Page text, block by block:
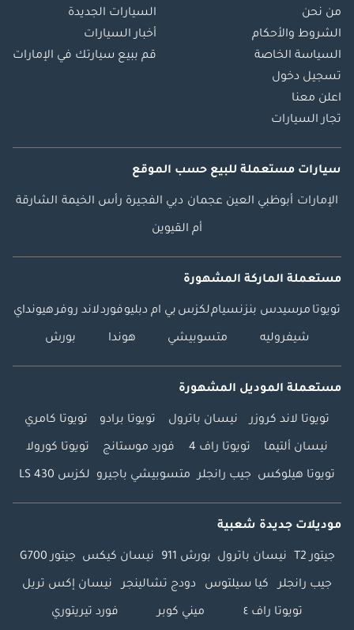
من نحن
الشروط والأحكام
السياسة الخاصة
تسجيل دخول
اعلن معنا
تجار السيارات
السيارات الجديدة
أخبار السيارات
قم ببيع سيارتك في الإمارات
سيارات مستعملة للبيع حسب الموقع
الإمارات أبوظبي العين عجمان دبي الفجيرة رأس الخيمة الشارقة
أم القيوين
مستعملة الماركة المشهورة
تويوتا مرسيدس بنزنسياملكزس بي ام دبليوفوردلاند روفرهيونداي
شيفروليه متسوبيشي هوندا بورش
مستعملة الموديل المشهورة
تويوتا لاند كروزر نيسان باترول تويوتا برادو تويوتا كامري
نيسان ألتيما تويوتا راف 4 فورد موستانج تويوتا كورولا
تويوتا هيلوكس جيب رانجلر متسوبيشي باجيرو لكزس LS 430
موديلات جديدة شعبية
جيتور T2 نيسان باترول بورش 911 نيسان كيكس جيتور G700
جيب رانجلر كيا سيلتوس دودج تشالينجر نيسان إكس تريل
تويوتا راف ٤ ميني كوبر فورد تيريتوري